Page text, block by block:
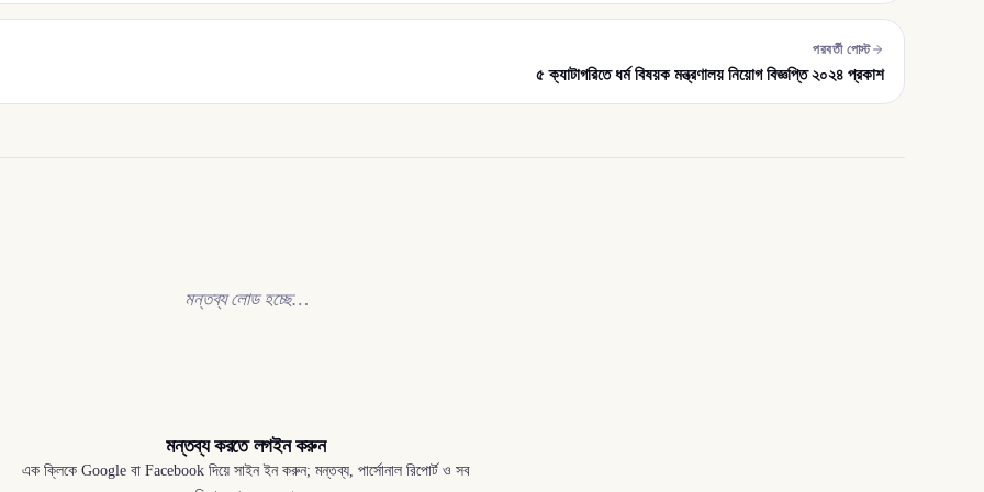
পরবর্তী পোস্ট
৫ ক্যাটাগরিতে ধর্ম বিষয়ক মন্ত্রণালয় নিয়োগ বিজ্ঞপ্তি ২০২৪ প্রকাশ
মন্তব্য লোড হচ্ছে…
মন্তব্য করতে লগইন করুন
এক ক্লিকে Google বা Facebook দিয়ে সাইন ইন করুন; মন্তব্য, পার্সোনাল রিপোর্ট ও সব